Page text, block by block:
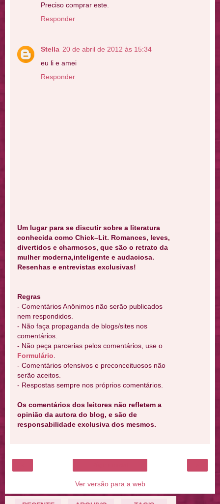
Preciso comprar este.
Responder
Stella 20 de abril de 2012 às 15:34
eu li e amei
Responder
Um lugar para se discutir sobre a literatura
conhecida como Chick–Lit. Romances, leves,
divertidos e charmosos, que são o retrato da
mulher moderna,inteligente e audaciosa.
Resenhas e entrevistas exclusivas!
Regras
- Comentários Anônimos não serão publicados
nem respondidos.
- Não faça propaganda de blogs/sites nos
comentários.
- Não peça parcerias pelos comentários, use o
Formulário.
- Comentários ofensivos e preconceituosos não
serão aceitos.
- Respostas sempre nos próprios comentários.
Os comentários dos leitores não refletem a
opinião da autora do blog, e são de
responsabilidade exclusiva dos mesmos.
Ver versão para a web